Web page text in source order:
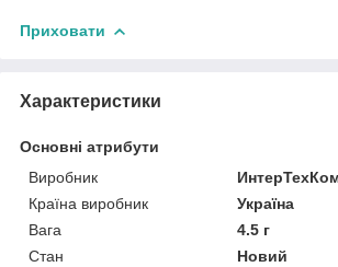
Приховати
Характеристики
Основні атрибути
Виробник
Країна виробник
Україна
Вага
4.5 г
Стан
Новий